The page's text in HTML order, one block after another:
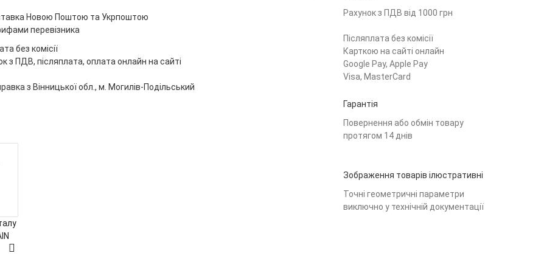
Новою Поштою та Укрпоштою
перевізника
без комісії
з ПДВ, післяплата, оплата онлайн на сайті
з Вінницької обл., м. Могилів-Подільський
Рахунок з ПДВ від 1000 грн
Післяплата без комісії
Карткою на сайті онлайн
Google Pay, Apple Pay
Visa, MasterCard
Гарантія
Повернення або обмін товару
протягом 14 днів
Зображення товарів ілюстративні
Точні геометричні параметри
виключно у технічній документації